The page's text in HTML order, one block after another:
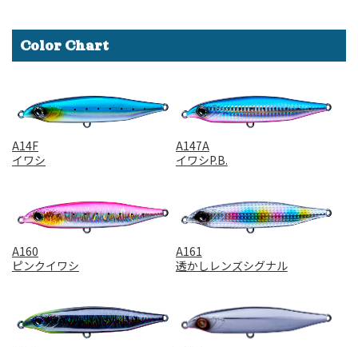
Color Chart
A14F
イワシ
A147A
イワシP.B.
A160
ピンクイワシ
A161
透かしレンズシグナル